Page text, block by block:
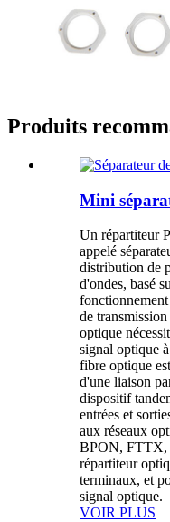
Produits
Mini
Un répartiteur
appelé
distribution de
d'ondes, basé
de
optique
signal optique
fibre optique
d'une liaison
dispositif
entrées et
aux réseaux
BPON, FTTX,
répartiteur
terminaux, et
signal optique.
VOIR PLUS